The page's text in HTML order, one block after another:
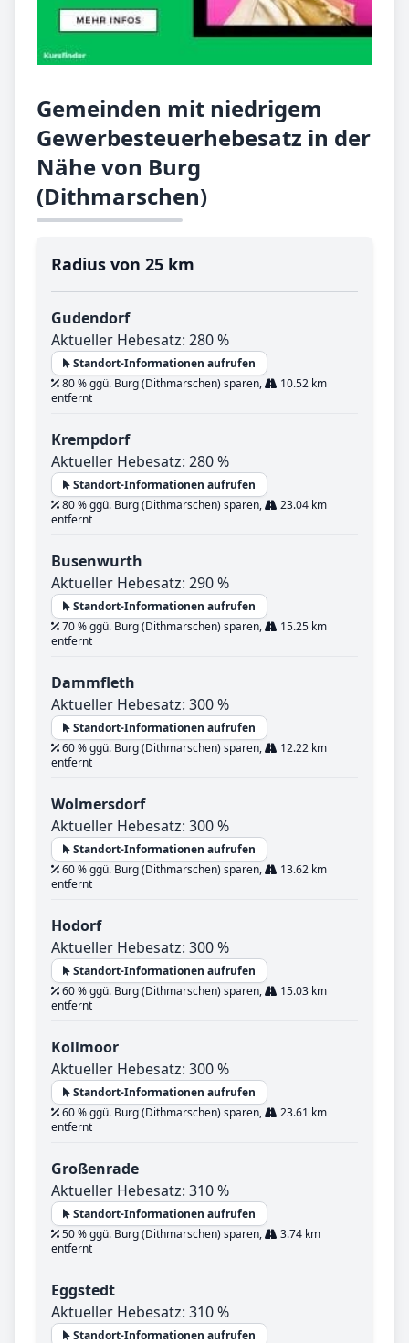
Gemeinden mit niedrigem
Gewerbesteuerhebesatz in der
Nähe von Burg
(Dithmarschen)
Radius von 25 km
Gudendorf
Aktueller Hebesatz: 280 %
Standort-Informationen aufrufen
80 % ggü. Burg (Dithmarschen) sparen,
10.52 km
entfernt
Krempdorf
Aktueller Hebesatz: 280 %
Standort-Informationen aufrufen
80 % ggü. Burg (Dithmarschen) sparen,
23.04 km
entfernt
Busenwurth
Aktueller Hebesatz: 290 %
Standort-Informationen aufrufen
70 % ggü. Burg (Dithmarschen) sparen,
15.25 km
entfernt
Dammfleth
Aktueller Hebesatz: 300 %
Standort-Informationen aufrufen
60 % ggü. Burg (Dithmarschen) sparen,
12.22 km
entfernt
Wolmersdorf
Aktueller Hebesatz: 300 %
Standort-Informationen aufrufen
60 % ggü. Burg (Dithmarschen) sparen,
13.62 km
entfernt
Hodorf
Aktueller Hebesatz: 300 %
Standort-Informationen aufrufen
60 % ggü. Burg (Dithmarschen) sparen,
15.03 km
entfernt
Kollmoor
Aktueller Hebesatz: 300 %
Standort-Informationen aufrufen
60 % ggü. Burg (Dithmarschen) sparen,
23.61 km
entfernt
Großenrade
Aktueller Hebesatz: 310 %
Standort-Informationen aufrufen
50 % ggü. Burg (Dithmarschen) sparen,
3.74 km
entfernt
Eggstedt
Aktueller Hebesatz: 310 %
Standort-Informationen aufrufen